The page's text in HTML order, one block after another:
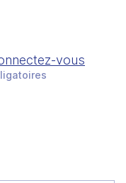
vous